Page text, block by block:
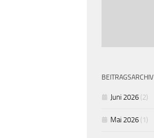
BEITRAGSARCHIV
Juni 2026 (2)
Mai 2026 (1)